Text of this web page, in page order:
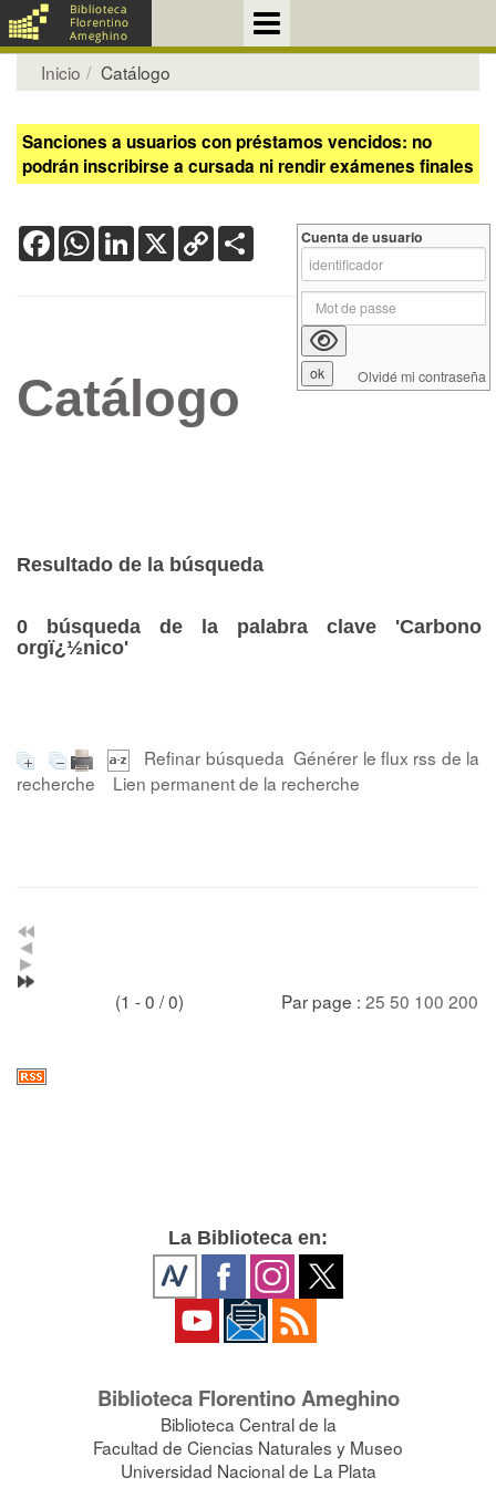
Inicio Catálogo
Sanciones a usuarios con préstamos vencidos: no
podrán inscribirse a cursada ni rendir exámenes finales
FacebookWhatsApp
LinkedIn
X Copy
Link
Catálogo
Resultado de la búsqueda
0 búsqueda de la palabra clave 'Carbono
orgï¿½nico'
Refinar búsqueda Générer le flux rss de la
recherche
Lien permanent de la recherche
(1 - 0 / 0) Par page : 25 50 100 200
Cuenta de usuario
Olvidé mi contraseña
La Biblioteca en:
Biblioteca Florentino Ameghino
Biblioteca Central de la
Facultad de Ciencias Naturales y Museo
Universidad Nacional de La Plata